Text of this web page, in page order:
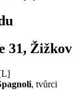
31, Žižkov
, tvůrci